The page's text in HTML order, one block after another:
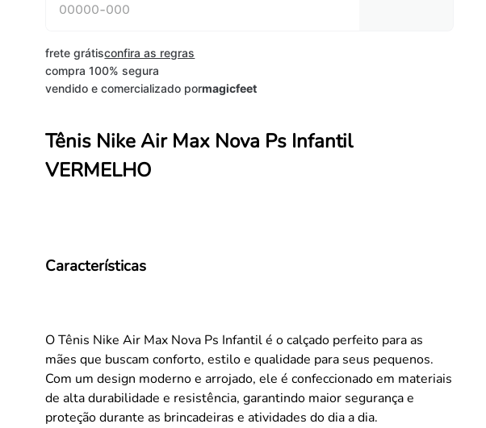
frete grátisconfira as regras
compra 100% segura
vendido e comercializado pormagicfeet
Tênis Nike Air Max Nova Ps Infantil
VERMELHO
Características
O Tênis Nike Air Max Nova Ps Infantil é o calçado perfeito para as
mães que buscam conforto, estilo e qualidade para seus pequenos.
Com um design moderno e arrojado, ele é confeccionado em materiais
de alta durabilidade e resistência, garantindo maior segurança e
proteção durante as brincadeiras e atividades do dia a dia.